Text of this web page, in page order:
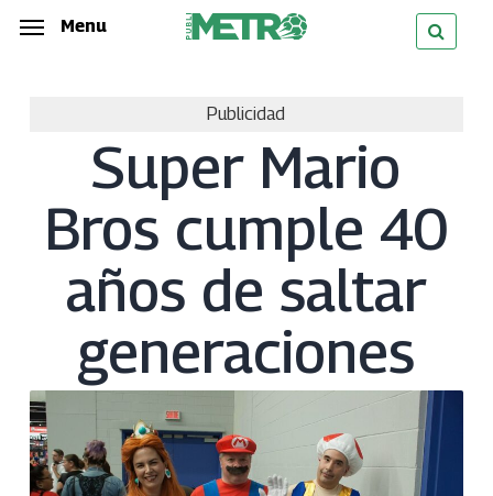
Skip
Menu
Publicidad
Super Mario
Bros cumple 40
años de saltar
generaciones
Menu